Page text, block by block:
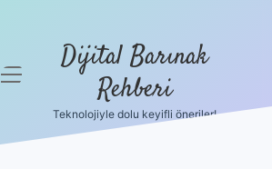
menüyü
Dijital Barınak
Rehberi
Teknolojiyle dolu keyifli öneriler!